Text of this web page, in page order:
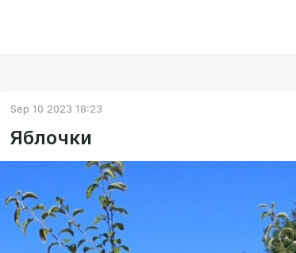
Sep 10 2023 18:23
Яблочки